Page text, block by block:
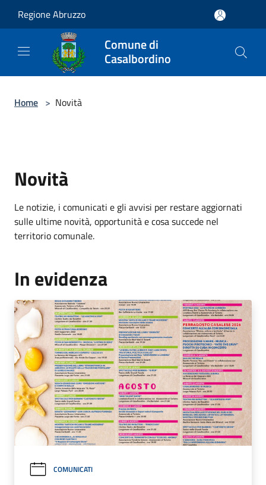
Regione Abruzzo
Comune di
Casalbordino
Home > Novità
Novità
Le notizie, i comunicati e gli avvisi per restare aggiornati
sulle ultime novità, opportunità e cosa succede nel
territorio comunale.
In evidenza
COMUNICATI